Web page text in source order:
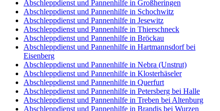
Abschleppdienst und Pannenhilfe in Großheringen
Abschleppdienst und Pannenhilfe in Schochwitz
Abschleppdienst und Pannenhilfe in Jesewitz
Abschleppdienst und Pannenhilfe in Thierschneck
Abschleppdienst und Pannenhilfe in Bröckau
Abschleppdienst und Pannenhilfe in Hartmannsdorf bei
Eisenberg
Abschleppdienst und Pannenhilfe in Nebra (Unstrut)
Abschleppdienst und Pannenhilfe in Klosterhäseler
Abschleppdienst und Pannenhilfe in Querfurt
Abschleppdienst und Pannenhilfe in Petersberg bei Halle
Abschleppdienst und Pannenhilfe in Treben bei Altenburg
Abschleppdienst und Pannenhilfe in Brandis bei Wurzen